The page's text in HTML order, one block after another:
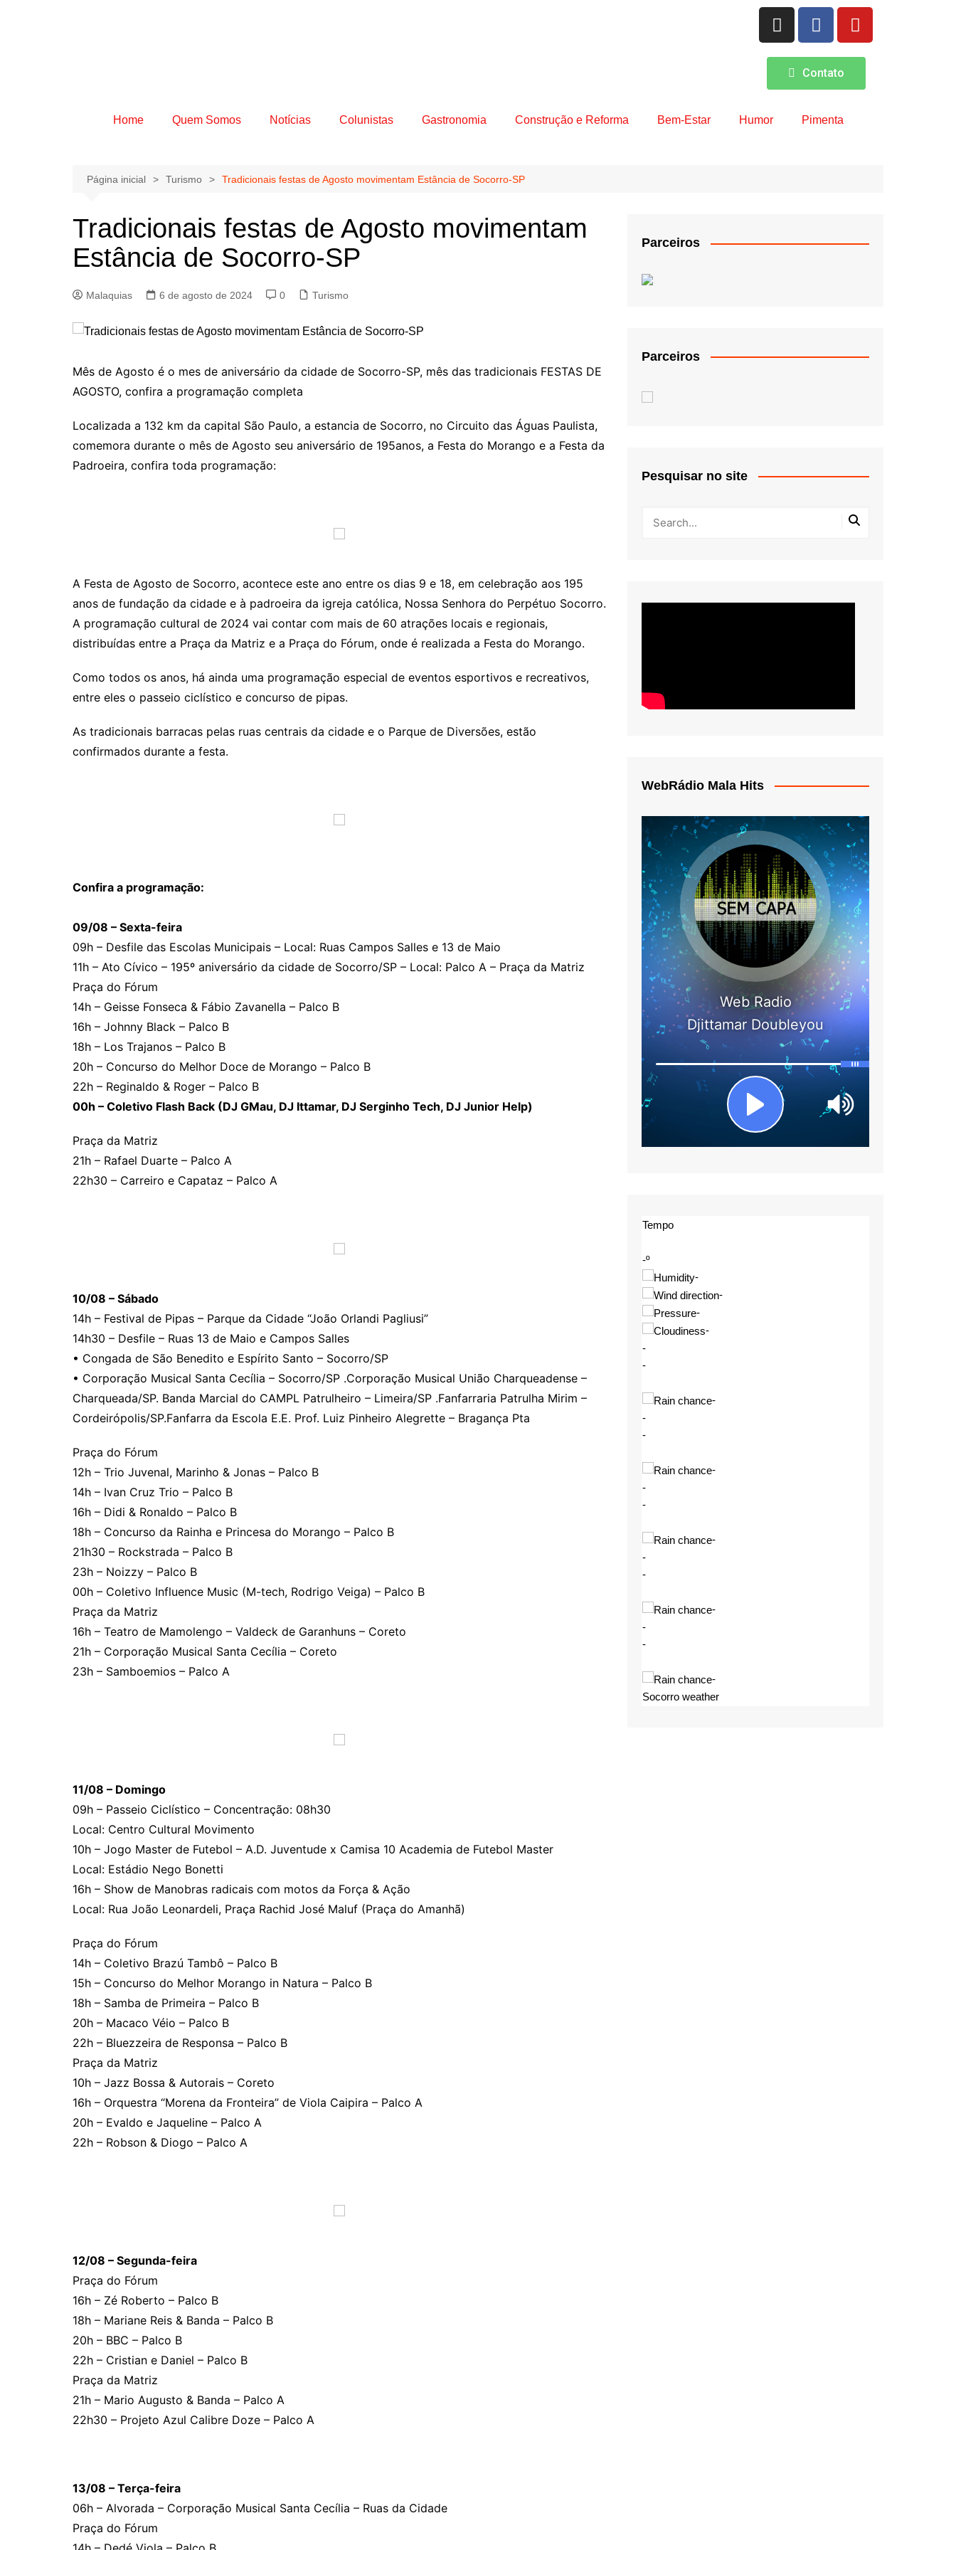
Contato
Home Quem Somos Notícias Colunistas Gastronomia Construção e Reforma Bem-Estar Humor Pimenta
Página inicial Turismo Tradicionais festas de Agosto movimentam Estância de Socorro-SP
Tradicionais festas de Agosto movimentam
Estância de Socorro-SP
Malaquias 6 de agosto de 2024 0 Turismo
Mês de Agosto é o mes de aniversário da cidade de Socorro-SP, mês das tradicionais FESTAS DE
AGOSTO, confira a programação completa
Localizada a 132 km da capital São Paulo, a estancia de Socorro, no Circuito das Águas Paulista,
comemora durante o mês de Agosto seu aniversário de 195anos, a Festa do Morango e a Festa da
Padroeira, confira toda programação:
A Festa de Agosto de Socorro, acontece este ano entre os dias 9 e 18, em celebração aos 195
anos de fundação da cidade e à padroeira da igreja católica, Nossa Senhora do Perpétuo Socorro.
A programação cultural de 2024 vai contar com mais de 60 atrações locais e regionais,
distribuídas entre a Praça da Matriz e a Praça do Fórum, onde é realizada a Festa do Morango.
Como todos os anos, há ainda uma programação especial de eventos esportivos e recreativos,
entre eles o passeio ciclístico e concurso de pipas.
As tradicionais barracas pelas ruas centrais da cidade e o Parque de Diversões, estão
confirmados durante a festa.
Confira a programação:
09/08 – Sexta-feira
09h – Desfile das Escolas Municipais – Local: Ruas Campos Salles e 13 de Maio
11h – Ato Cívico – 195º aniversário da cidade de Socorro/SP – Local: Palco A – Praça da Matriz
Praça do Fórum
14h – Geisse Fonseca & Fábio Zavanella – Palco B
16h – Johnny Black – Palco B
18h – Los Trajanos – Palco B
20h – Concurso do Melhor Doce de Morango – Palco B
22h – Reginaldo & Roger – Palco B
00h – Coletivo Flash Back (DJ GMau, DJ Ittamar, DJ Serginho Tech, DJ Junior Help)
Praça da Matriz
21h – Rafael Duarte – Palco A
22h30 – Carreiro e Capataz – Palco A
10/08 – Sábado
14h – Festival de Pipas – Parque da Cidade “João Orlandi Pagliusi”
14h30 – Desfile – Ruas 13 de Maio e Campos Salles
• Congada de São Benedito e Espírito Santo – Socorro/SP
• Corporação Musical Santa Cecília – Socorro/SP .Corporação Musical União Charqueadense –
Charqueada/SP. Banda Marcial do CAMPL Patrulheiro – Limeira/SP .Fanfarraria Patrulha Mirim –
Cordeirópolis/SP.Fanfarra da Escola E.E. Prof. Luiz Pinheiro Alegrette – Bragança Pta
Praça do Fórum
12h – Trio Juvenal, Marinho & Jonas – Palco B
14h – Ivan Cruz Trio – Palco B
16h – Didi & Ronaldo – Palco B
18h – Concurso da Rainha e Princesa do Morango – Palco B
21h30 – Rockstrada – Palco B
23h – Noizzy – Palco B
00h – Coletivo Influence Music (M-tech, Rodrigo Veiga) – Palco B
Praça da Matriz
16h – Teatro de Mamolengo – Valdeck de Garanhuns – Coreto
21h – Corporação Musical Santa Cecília – Coreto
23h – Samboemios – Palco A
11/08 – Domingo
09h – Passeio Ciclístico – Concentração: 08h30
Local: Centro Cultural Movimento
10h – Jogo Master de Futebol – A.D. Juventude x Camisa 10 Academia de Futebol Master
Local: Estádio Nego Bonetti
16h – Show de Manobras radicais com motos da Força & Ação
Local: Rua João Leonardeli, Praça Rachid José Maluf (Praça do Amanhã)
Praça do Fórum
14h – Coletivo Brazú Tambô – Palco B
15h – Concurso do Melhor Morango in Natura – Palco B
18h – Samba de Primeira – Palco B
20h – Macaco Véio – Palco B
22h – Bluezzeira de Responsa – Palco B
Praça da Matriz
10h – Jazz Bossa & Autorais – Coreto
16h – Orquestra “Morena da Fronteira” de Viola Caipira – Palco A
20h – Evaldo e Jaqueline – Palco A
22h – Robson & Diogo – Palco A
12/08 – Segunda-feira
Praça do Fórum
16h – Zé Roberto – Palco B
18h – Mariane Reis & Banda – Palco B
20h – BBC – Palco B
22h – Cristian e Daniel – Palco B
Praça da Matriz
21h – Mario Augusto & Banda – Palco A
22h30 – Projeto Azul Calibre Doze – Palco A
13/08 – Terça-feira
06h – Alvorada – Corporação Musical Santa Cecília – Ruas da Cidade
Praça do Fórum
Parceiros
Parceiros
Pesquisar no site
WebRádio Mala Hits
Tempo
-º
-
-
-
-
-
-
-
-
-
-
-
-
-
-
-
-
-
-
-
Socorro weather